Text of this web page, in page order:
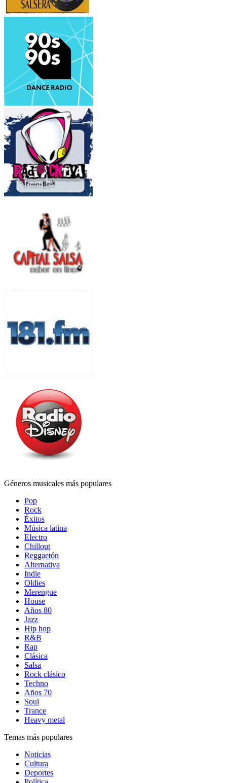
Géneros musicales más populares
Pop
Rock
Éxitos
Música latina
Electro
Chillout
Reggaetón
Alternativa
Indie
Oldies
Merengue
House
Años 80
Jazz
Hip hop
R&B
Rap
Clásica
Salsa
Rock clásico
Techno
Años 70
Soul
Trance
Heavy metal
Temas más populares
Noticias
Cultura
Deportes